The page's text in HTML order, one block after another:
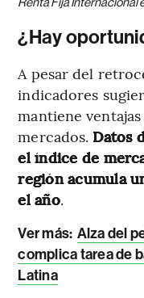
¿Hay
A pesar del
indicadores
mantiene
mercados. Datos
el índice de
región acumula
el año.
Ver más: Alza del
complica tarea de
Latina